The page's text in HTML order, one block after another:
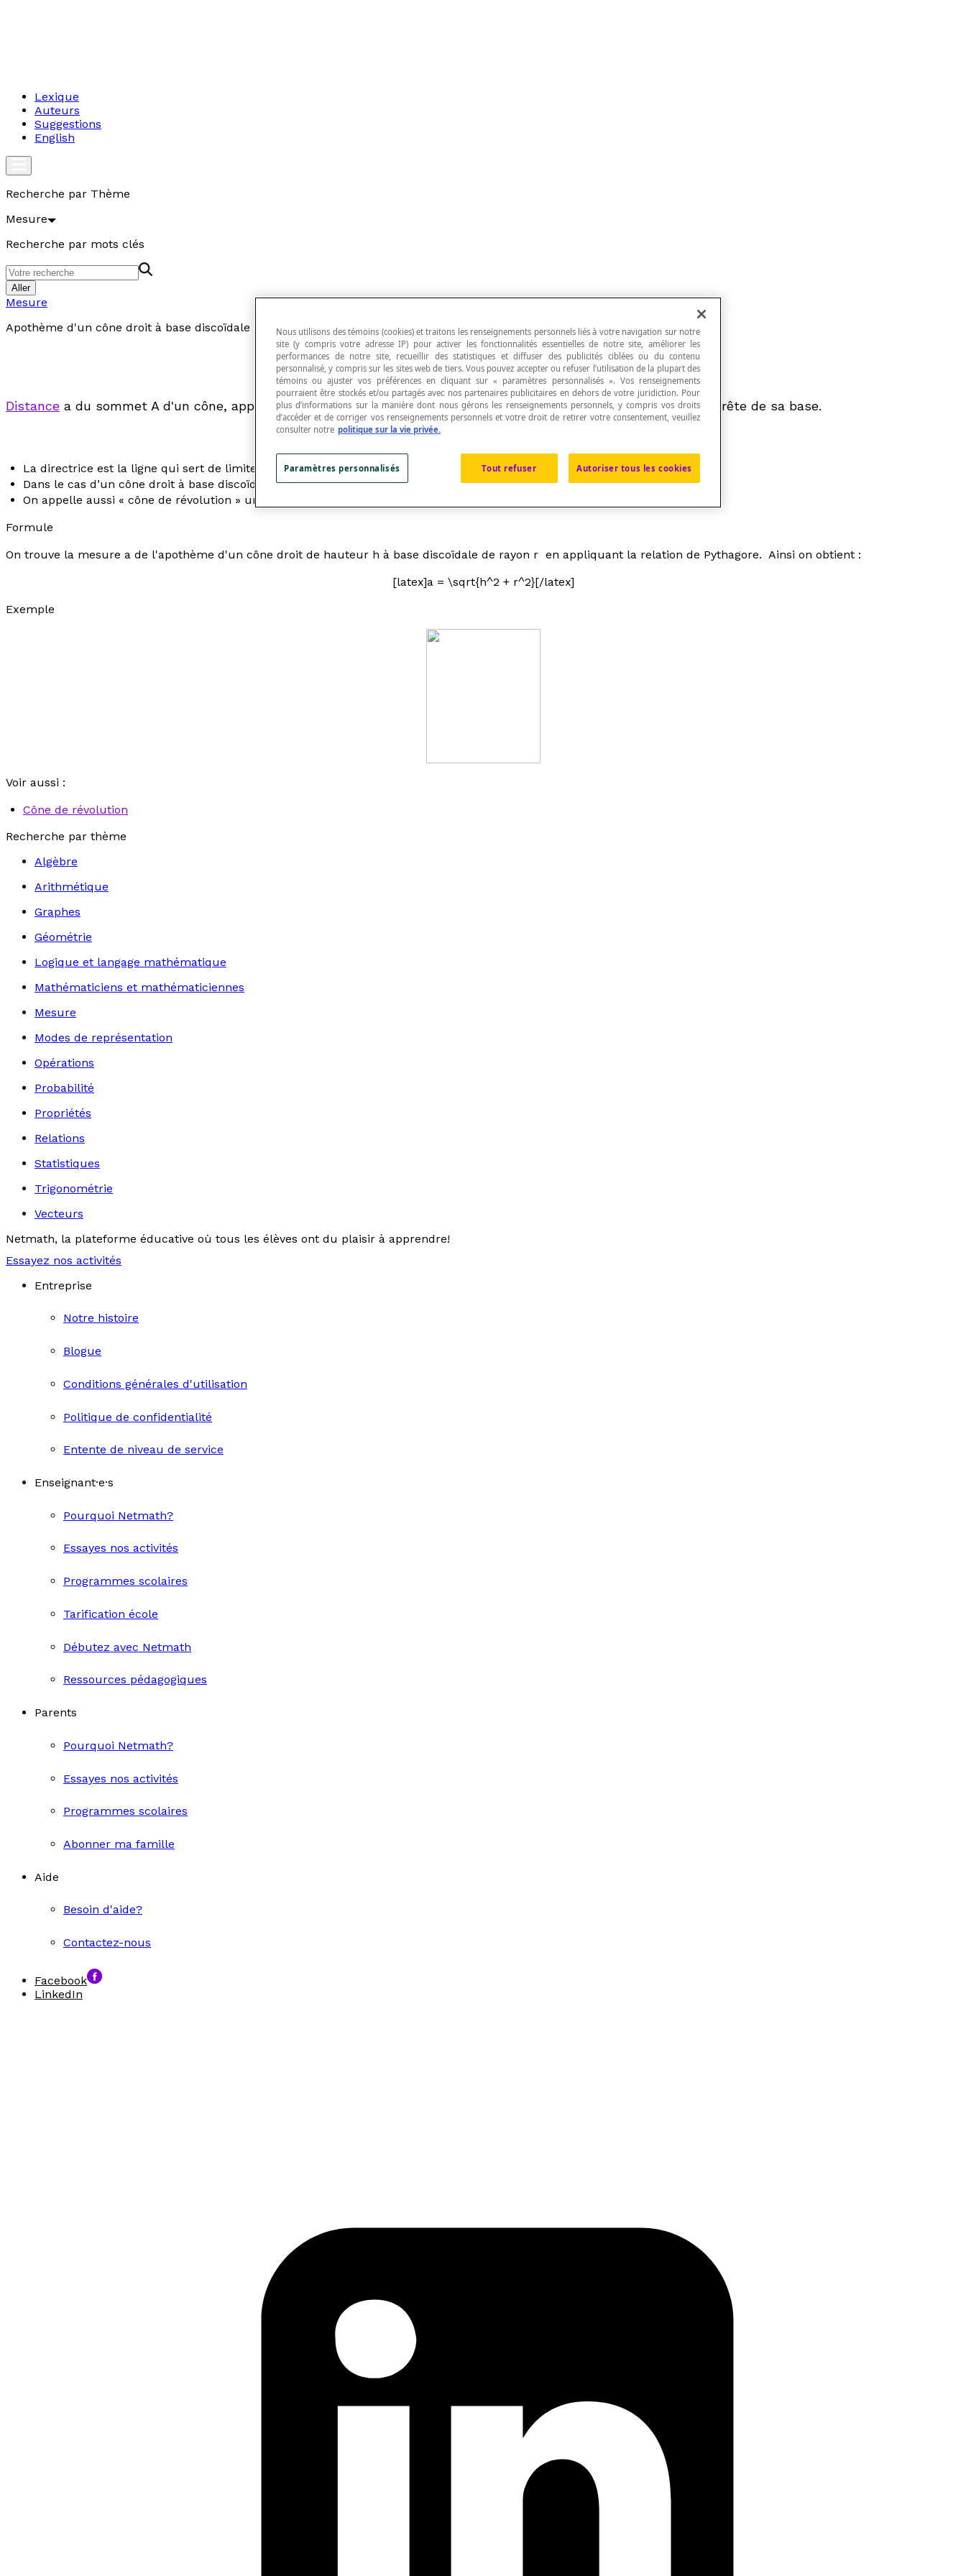
Lexique
Auteurs
Suggestions
English
Recherche par Thème
Mesure
Recherche par mots clés
Aller
Mesure
Apothème d'un cône droit à base discoïdale
Distance a du sommet A d'un cône, appelé généralement son apex, à sadirectriceou à un point quelconque de l’arête de sa base.
La directrice est la ligne qui sert de limite au disque qui lui sert de base.
Dans le cas d’un cône droit à base discoïdale, cette ligne est un cercle.
On appelle aussi « cône de révolution » un cône droit à base discoïdale.
Formule
On trouve la mesure a de l'apothème d'un cône droit de hauteur h à base discoïdale de rayon r en appliquant la relation de Pythagore. Ainsi on obtient :
[latex]a = \sqrt{h^2 + r^2}[/latex]
Exemple
Voir aussi :
Cône de révolution
Recherche par thème
Algèbre
Arithmétique
Graphes
Géométrie
Logique et langage mathématique
Mathématiciens et mathématiciennes
Mesure
Modes de représentation
Opérations
Probabilité
Propriétés
Relations
Statistiques
Trigonométrie
Vecteurs
Netmath, la plateforme éducative où tous les élèves ont du plaisir à apprendre!
Essayez nos activités
Entreprise
Notre histoire
Blogue
Conditions générales d'utilisation
Politique de confidentialité
Entente de niveau de service
Enseignant·e·s
Pourquoi Netmath?
Essayes nos activités
Programmes scolaires
Tarification école
Débutez avec Netmath
Ressources pédagogiques
Parents
Pourquoi Netmath?
Essayes nos activités
Programmes scolaires
Abonner ma famille
Aide
Besoin d'aide?
Contactez-nous
Facebook
LinkedIn
Nous utilisons des témoins (cookies) et traitons les renseignements personnels liés à votre navigation sur notre
site (y compris votre adresse IP) pour activer les fonctionnalités essentielles de notre site, améliorer les
performances de notre site, recueillir des statistiques et diffuser des publicités ciblées ou du contenu
personnalisé, y compris sur les sites web de tiers. Vous pouvez accepter ou refuser l’utilisation de la plupart des
témoins ou ajuster vos préférences en cliquant sur « paramètres personnalisés ». Vos renseignements
pourraient être stockés et/ou partagés avec nos partenaires publicitaires en dehors de votre juridiction. Pour
plus d’informations sur la manière dont nous gérons les renseignements personnels, y compris vos droits
d’accéder et de corriger vos renseignements personnels et votre droit de retirer votre consentement, veuillez
consulter notre politique sur la vie privée.
Tout refuser Autoriser tous les cookies
Paramètres personnalisés